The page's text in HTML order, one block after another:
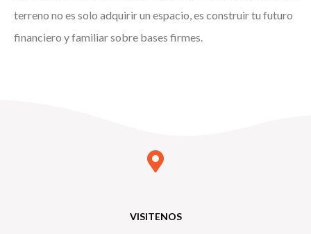
terreno no es solo adquirir un espacio, es construir tu futuro
financiero y familiar sobre bases firmes.
VISITENOS